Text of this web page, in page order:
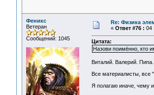
Феникс
Ветеран
Сообщений: 1045
Re: Физика
« Ответ #76 : 04
Цитата:
Назови поимённо, кто
Виталий. Валерий.
Все материалисты, все
Я полагаю иначе, чему